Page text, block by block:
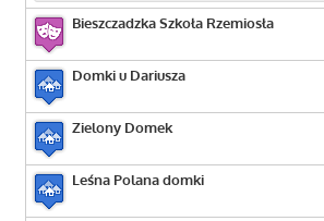
Bieszczadzka Szkoła Rzemiosła
Domki u Dariusza
Zielony Domek
Leśna Polana domki